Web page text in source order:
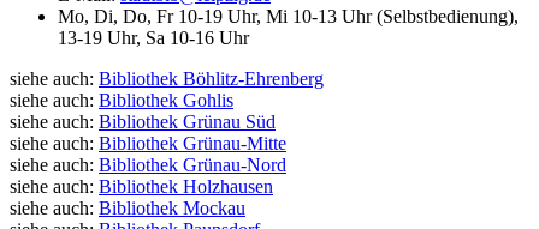
Mo, Di, Do, Fr 10-19 Uhr, Mi 10-13 Uhr (Selbstbedienung),
13-19 Uhr, Sa 10-16 Uhr
siehe auch: Bibliothek Böhlitz-Ehrenberg
siehe auch: Bibliothek Gohlis
siehe auch: Bibliothek Grünau Süd
siehe auch: Bibliothek Grünau-Mitte
siehe auch: Bibliothek Grünau-Nord
siehe auch: Bibliothek Holzhausen
siehe auch: Bibliothek Mockau